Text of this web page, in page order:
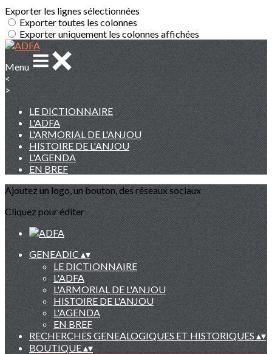
Exporter les lignes sélectionnées
Exporter toutes les colonnes
Exporter uniquement les colonnes affichées
Menu
<
>
LE DICTIONNAIRE
L'ADFA
L'ARMORIAL DE L'ANJOU
HISTOIRE DE L'ANJOU
L'AGENDA
EN BREF
Ajoutez un logo, un bouton, des réseaux sociaux
Cliquez pour éditer
GENEADIC ▴▾
LE DICTIONNAIRE
L'ADFA
L'ARMORIAL DE L'ANJOU
HISTOIRE DE L'ANJOU
L'AGENDA
EN BREF
RECHERCHES GENEALOGIQUES ET HISTORIQUES▴▾
BOUTIQUE▴▾